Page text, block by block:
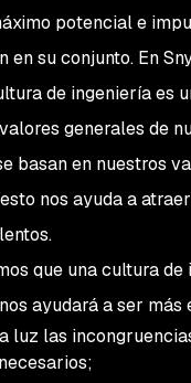
potencial e
en su conjunto. En
de ingeniería es
generales de
basan en nuestros
nos ayuda a
que una cultura
ayudará a ser más
luz las